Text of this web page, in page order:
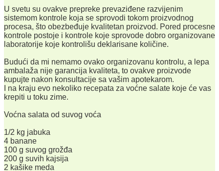
U svetu su ovakve prepreke prevaziđene razvijenim
sistemom kontrole koja se sprovodi tokom proizvodnog
procesa, što obezbeđuje kvalitetan proizvod. Pored procesne
kontrole postoje i kontrole koje sprovode dobro organizovane
laboratorije koje kontrolišu deklarisane količine.
Budući da mi nemamo ovako organizovanu kontrolu, a lepa
ambalaža nije garancija kvaliteta, to ovakve proizvode
kupujte nakon konsultacije sa vašim apotekarom.
I na kraju evo nekoliko recepata za voćne salate koje će vas
krepiti u toku zime.
Voćna salata od suvog voća
1/2 kg jabuka
4 banane
100 g suvog grožđa
200 g suvih kajsija
2 kašike meda